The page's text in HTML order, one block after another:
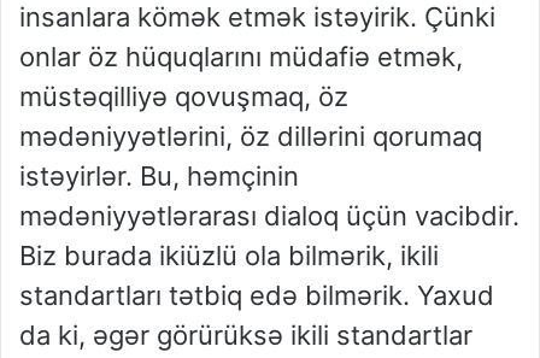
insanlara kömək etmək istəyirik. Çünki
onlar öz hüquqlarını müdafiə etmək,
müstəqilliyə qovuşmaq, öz
mədəniyyətlərini, öz dillərini qorumaq
istəyirlər. Bu, həmçinin
mədəniyyətlərarası dialoq üçün vacibdir.
Biz burada ikiüzlü ola bilmərik, ikili
standartları tətbiq edə bilmərik. Yaxud
da ki, əgər görürüksə ikili standartlar